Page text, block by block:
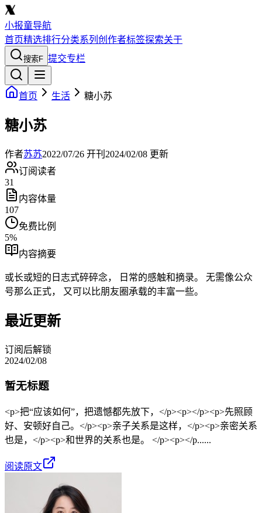
小报童导航
首页精选排行分类系列 创作者标签探索关于
搜索F 提交专栏
首页 生活 糖小苏
糖小苏
作者苏苏2022/07/26 开刊 2024/02/08 更新
订阅读者
31
内容体量
107
免费比例
5%
内容摘要
或长或短的日志式碎碎念， 日常的感触和摘录。 无需像公众
号那么正式， 又可以比朋友圈承载的丰富一些。
最近更新
订阅后解锁
2024/02/08
暂无标题
<p>把“应该如何”，把遗憾都先放下，</p><p></p><p>先照顾
好、安顿好自己。</p><p>亲子关系是这样，</p><p>亲密关系
也是，</p><p>和世界的关系也是。 </p><p></p......
阅读原文